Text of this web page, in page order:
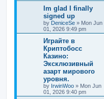
Im glad I finally
signed up
by DeniceSe » Mon Jun
01, 2026 9:49 pm
Играйте в
Криптобосс
Казино:
Эксклюзивный
азарт мирового
уровня.
by IrwinWoo » Mon Jun
01, 2026 9:40 pm